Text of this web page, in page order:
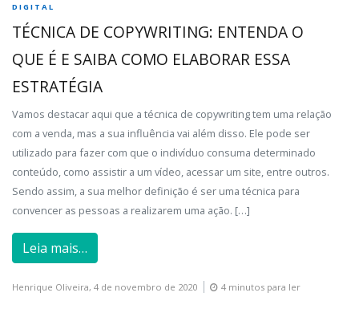
DIGITAL
TÉCNICA DE COPYWRITING: ENTENDA O
QUE É E SAIBA COMO ELABORAR ESSA
ESTRATÉGIA
Vamos destacar aqui que a técnica de copywriting tem uma relação
com a venda, mas a sua influência vai além disso. Ele pode ser
utilizado para fazer com que o indivíduo consuma determinado
conteúdo, como assistir a um vídeo, acessar um site, entre outros.
Sendo assim, a sua melhor definição é ser uma técnica para
convencer as pessoas a realizarem uma ação. […]
Leia mais…
Henrique Oliveira, 4 de novembro de 2020 4 minutos para ler